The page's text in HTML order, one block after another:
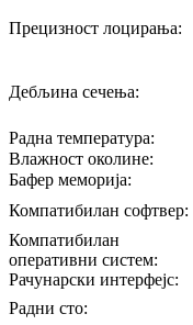
Прецизност лоцирања:
Дебљина сечења:
Радна температура:
Влажност околине:
Бафер меморија:
Компатибилан софтвер:
Компатибилан
оперативни систем:
Рачунарски интерфејс:
Радни сто: